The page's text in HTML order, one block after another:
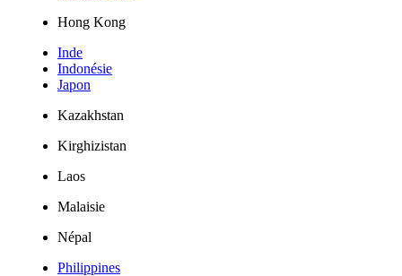
Hong Kong
Inde
Indonésie
Japon
Kazakhstan
Kirghizistan
Laos
Malaisie
Népal
Philippines